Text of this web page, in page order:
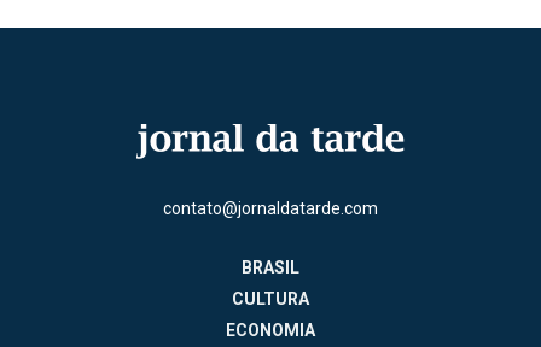
contato@jornaldatarde.com
BRASIL
CULTURA
ECONOMIA